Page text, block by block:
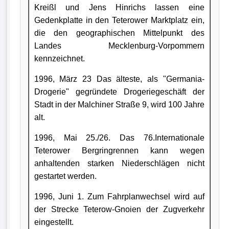
Kreißl und Jens Hinrichs lassen eine
Gedenkplatte in den Teterower Marktplatz ein,
die den geographischen Mittelpunkt des
Landes Mecklenburg-Vorpommern
kennzeichnet.
1996, März 23 Das älteste, als "Germania-
Drogerie" gegründete Drogeriegeschäft der
Stadt in der Malchiner Straße 9, wird 100 Jahre
alt.
1996, Mai 25./26. Das 76.Internationale
Teterower Bergringrennen kann wegen
anhaltenden starken Niederschlägen nicht
gestartet werden.
1996, Juni 1. Zum Fahrplanwechsel wird auf
der Strecke Teterow-Gnoien der Zugverkehr
eingestellt.